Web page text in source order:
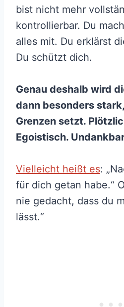
bist nicht mehr
kontrollierbar. Du
alles mit. Du erklärst
Du schützt dich.
Genau deshalb wird
dann besonders
Grenzen setzt.
Egoistisch.
Vielleicht heißt es:
für dich getan habe.“
nie gedacht, dass du
lässt.“